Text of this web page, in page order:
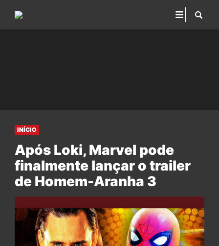
INÍCIO
Após Loki, Marvel pode
finalmente lançar o trailer
de Homem-Aranha 3